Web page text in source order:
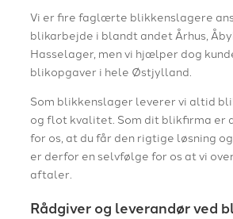
Vi er fire faglærte blikkenslagere
blikarbejde i blandt andet Århus,
Hasselager, men vi hjælper dog
blikopgaver i hele Østjylland.
​Som blikkenslager leverer vi altid
og flot kvalitet. Som dit blikfirma er
for os, at du får den rigtige løsning
er derfor en selvfølge for os at vi
aftaler.
Rådgiver og leverandør ved